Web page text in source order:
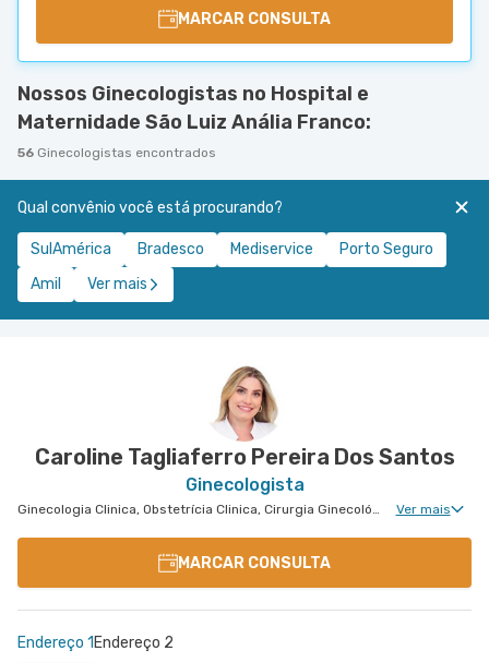
MARCAR CONSULTA
Nossos Ginecologistas no Hospital e
Maternidade São Luiz Anália Franco:
56 Ginecologistas encontrados
Qual convênio você está procurando?
SulAmérica Bradesco Mediservice
Porto Seguro
Amil
Ver mais
Caroline Tagliaferro Pereira Dos Santos
Ginecologista
Ginecologia Clinica, Obstetrícia Clinica, Cirurgia Ginecológica, Gravidez de Alto Risco Ver mais
MARCAR CONSULTA
Endereço 1 Endereço 2